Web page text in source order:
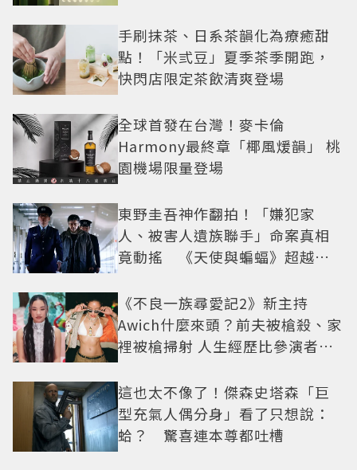
手刷抹茶、日系茶韻化為療癒甜
點！「米弎豆」夏季茶季開跑，
快閃店限定茶飲清爽登場
全球首發在台灣！麥卡倫
Harmony最終章「椰風煖韻」 桃
園機場限量登場
東野圭吾神作翻拍！「嫌犯家
人、被害人遺族聯手」命案真相
竟動搖 《天使與蝙蝠》超越懸
《不良一族尋愛記2》新主持
Awich什麼來頭？前夫被槍殺、家
裡被槍掃射 人生經歷比參演者還
這也太不像了！傑森史塔森「巨
型充氣人偶分身」看了只想說：
蛤？ 驚喜連本尊都吐槽